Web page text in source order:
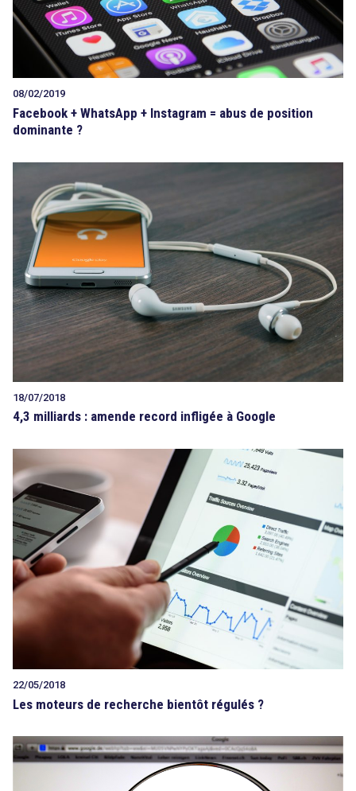
08/02/2019
Facebook + WhatsApp + Instagram = abus de position
dominante ?
18/07/2018
4,3 milliards : amende record infligée à Google
22/05/2018
Les moteurs de recherche bientôt régulés ?